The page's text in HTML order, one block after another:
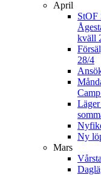
April
StOF
kväll
28/4
Ny
Mars